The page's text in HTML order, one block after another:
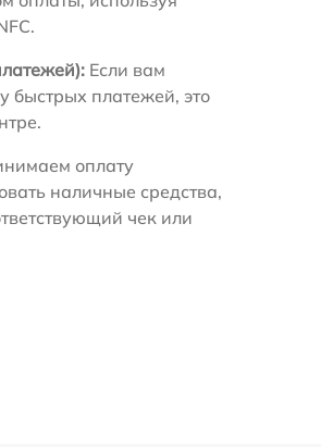
Если вам
быстрых платежей, это
оплату
наличные средства,
чек или